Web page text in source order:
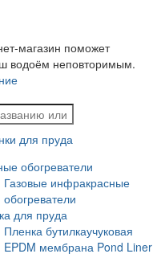
магазин поможет
водоём неповторимым.
для пруда
обогреватели
Газовые инфракрасные
обогреватели
для пруда
Пленка бутилкаучуковая
EPDM мембрана Pond Liner